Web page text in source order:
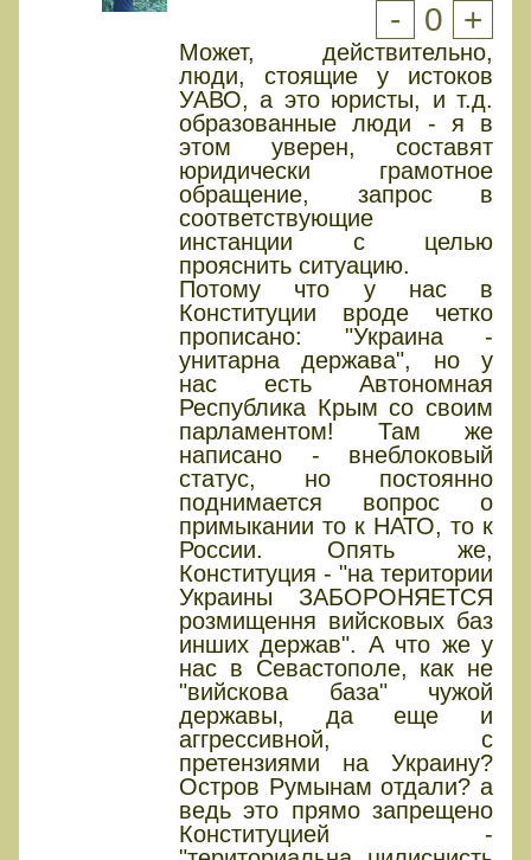
- 0 +
Может, действительно,
люди, стоящие у истоков
УАВО, а это юристы, и т.д.
образованные люди - я в
этом уверен, составят
юридически грамотное
обращение, запрос в
соответствующие
инстанции с целью
прояснить ситуацию.
Потому что у нас в
Конституции вроде четко
прописано: "Украина -
унитарна держава", но у
нас есть Автономная
Республика Крым со своим
парламентом! Там же
написано - внеблоковый
статус, но постоянно
поднимается вопрос о
примыкании то к НАТО, то к
России. Опять же,
Конституция - "на територии
Украины ЗАБОРОНЯЕТСЯ
розмищення вийсковых баз
инших держав". А что же у
нас в Севастополе, как не
"вийскова база" чужой
державы, да еще и
аггрессивной, с
претензиями на Украину?
Остров Румынам отдали? а
ведь это прямо запрещено
Конституцией -